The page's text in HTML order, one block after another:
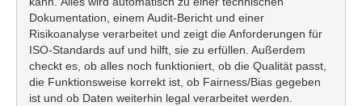
Dokumentation, einem Audit-Bericht und einer
Risikoanalyse verarbeitet und zeigt die Anforderungen für
ISO-Standards auf und hilft, sie zu erfüllen. Außerdem
checkt es, ob alles noch funktioniert, ob die Qualität passt,
die Funktionsweise korrekt ist, ob Fairness/Bias gegeben
ist und ob Daten weiterhin legal verarbeitet werden.